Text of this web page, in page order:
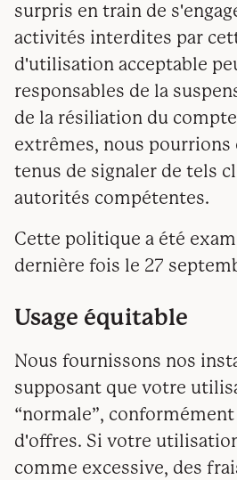
surpris en train de
activités interdites par
d'utilisation acceptable
responsables de la
de la résiliation du
extrêmes, nous pourrions
tenus de signaler de tels
autorités compétentes.
Cette politique a été
dernière fois le 27
Usage équitable
Nous fournissons nos
supposant que votre
“normale”,
d'offres. Si votre
comme excessive, des